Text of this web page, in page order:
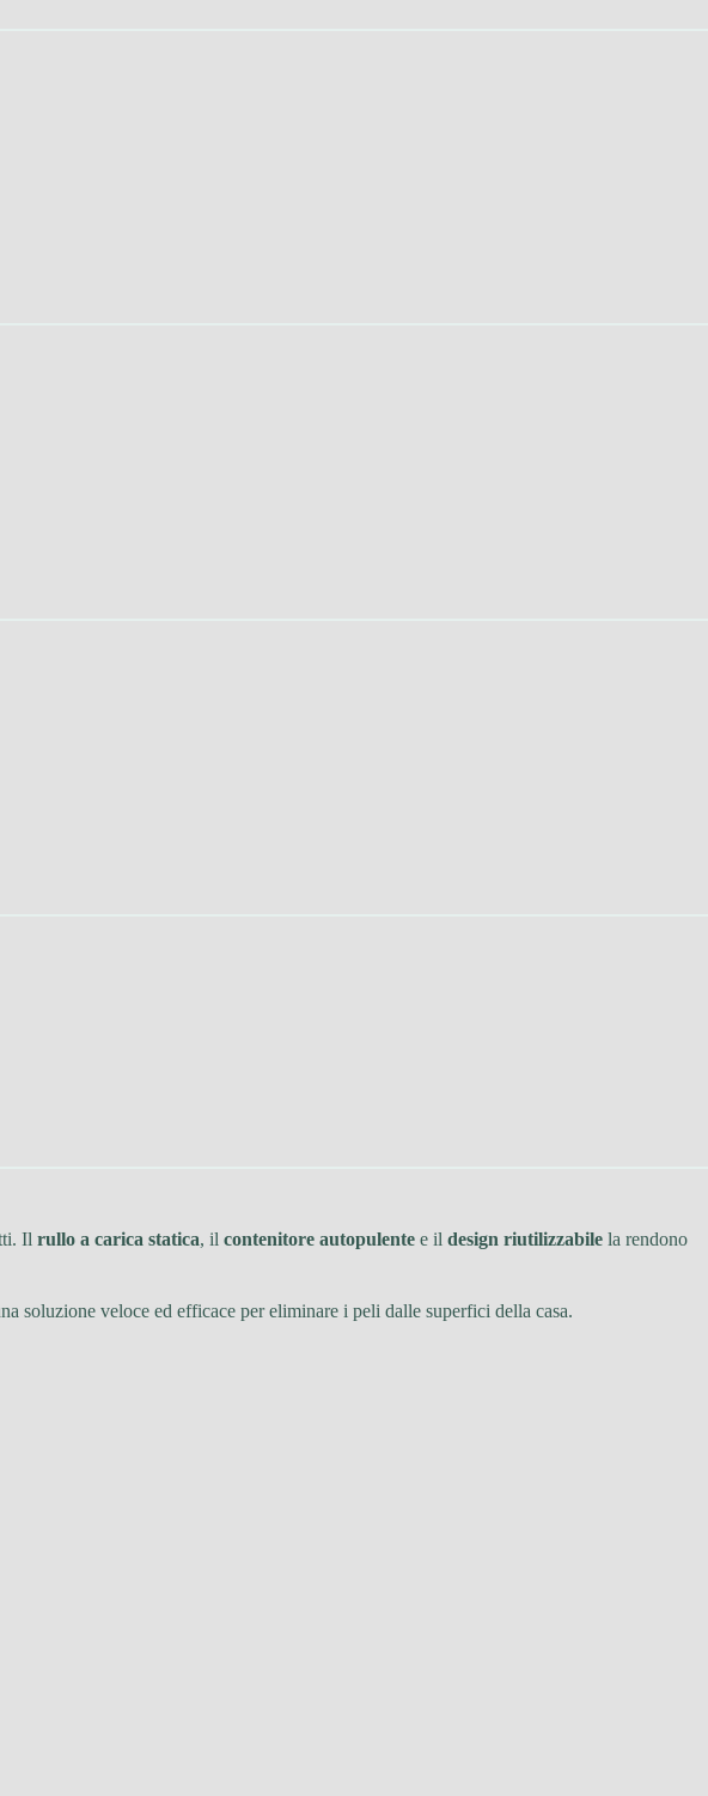
Il rullo a carica statica, il contenitore autopulente e il design riutilizzabile la rendono
soluzione veloce ed efficace per eliminare i peli dalle superfici della casa.